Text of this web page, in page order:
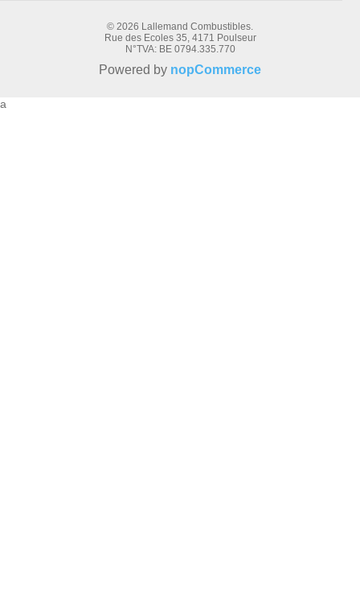
© 2026 Lallemand Combustibles.
Rue des Ecoles 35, 4171 Poulseur
N°TVA: BE 0794.335.770
Powered by nopCommerce
a